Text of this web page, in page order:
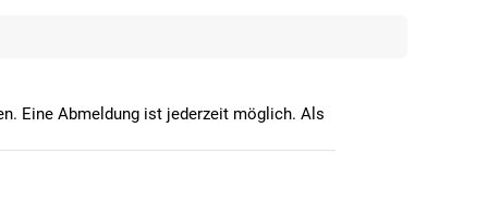
Eine Abmeldung ist jederzeit möglich. Als